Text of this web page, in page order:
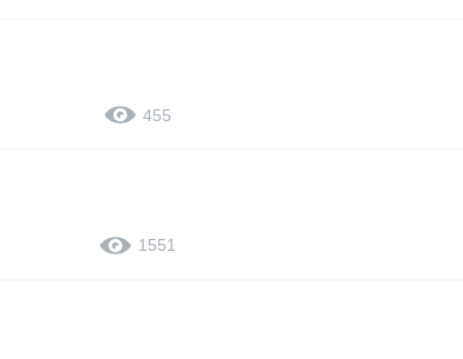
455
1551